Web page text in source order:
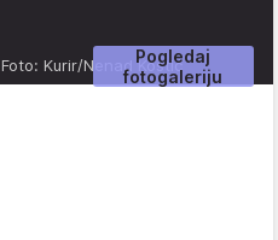
Pogledaj
fotogaleriju
Foto: Kurir/Nenad Kostić